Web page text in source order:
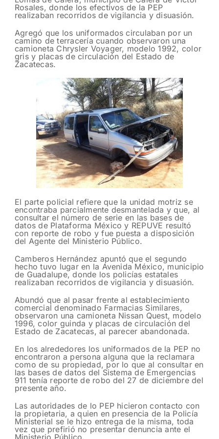
Rosales, donde los efectivos de la PEP
realizaban recorridos de vigilancia y disuasión.
Agregó que los uniformados circulaban por un
camino de terracería cuando observaron una
camioneta Chrysler Voyager, modelo 1992, color
gris y placas de circulación del Estado de
Zacatecas.
El parte policial refiere que la unidad motriz se
encontraba parcialmente desmantelada y que, al
consultar el número de serie en las bases de
datos de Plataforma México y REPUVE resultó
con reporte de robo y fue puesta a disposición
del Agente del Ministerio Público.
Camberos Hernández apuntó que el segundo
hecho tuvo lugar en la Avenida México, municipio
de Guadalupe, donde los policías estatales
realizaban recorridos de vigilancia y disuasión.
Abundó que al pasar frente al establecimiento
comercial denominado Farmacias Similares,
observaron una camioneta Nissan Quest, modelo
1996, color guinda y placas de circulación del
Estado de Zacatecas, al parecer abandonada.
En los alrededores los uniformados de la PEP no
encontraron a persona alguna que la reclamara
como de su propiedad, por lo que al consultar en
las bases de datos del Sistema de Emergencias
911 tenía reporte de robo del 27 de diciembre del
presente año.
Las autoridades de lo PEP hicieron contacto con
la propietaria, a quien en presencia de la Policía
Ministerial se le hizo entrega de la misma, toda
vez que prefirió no presentar denuncia ante el
Ministerio Público.